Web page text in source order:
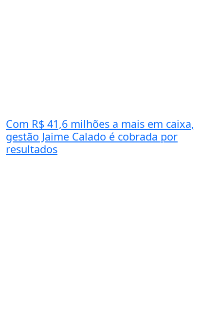
Com R$ 41,6 milhões a mais em caixa,
gestão Jaime Calado é cobrada por
resultados